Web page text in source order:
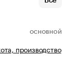
ОСНОВНОЙ
производство